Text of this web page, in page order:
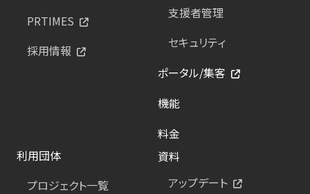
PRTIMES
採用情報
支援者管理
セキュリティ
ポータル/集客
機能
料金
利用団体
プロジェクト一覧
資料
アップデート